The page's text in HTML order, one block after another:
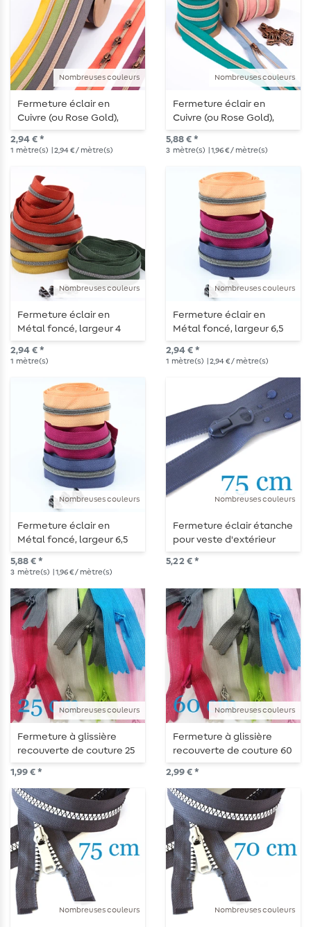
Nombreuses couleurs
Fermeture éclair en
Cuivre (ou Rose Gold),
largeur 6,5 mm - longueur
1 m - métallisée
2,94 € *
1 mètre(s) | 2,94 € / mètre(s)
Nombreuses couleurs
Fermeture éclair en
Cuivre (ou Rose Gold),
largeur 6,5 mm – longueur
3 m – métallisée
5,88 € *
3 mètre(s) | 1,96 € / mètre(s)
Nombreuses couleurs
Fermeture éclair en
Métal foncé, largeur 4
mm - longueur 1 m -
métallisée
2,94 € *
1 mètre(s)
Nombreuses couleurs
Fermeture éclair en
Métal foncé, largeur 6,5
mm - longueur 1 m -
métallisée
2,94 € *
1 mètre(s) | 2,94 € / mètre(s)
Nombreuses couleurs
Fermeture éclair en
Métal foncé, largeur 6,5
mm - longueur 3 m -
métallisée
5,88 € *
3 mètre(s) | 1,96 € / mètre(s)
Nombreuses couleurs
Fermeture éclair étanche
pour veste d'extérieur
divisible 75 cm
5,22 € *
Nombreuses couleurs
Fermeture à glissière
recouverte de couture 25
cm Uni
1,99 € *
Nombreuses couleurs
Fermeture à glissière
recouverte de couture 60
cm Uni
2,99 € *
Nombreuses couleurs Nombreuses couleurs